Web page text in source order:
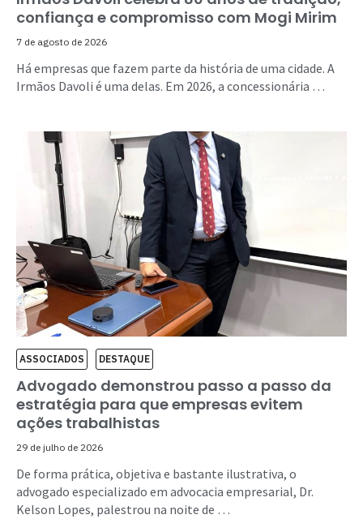
confiança e compromisso com Mogi Mirim
7 de agosto de 2026
Há empresas que fazem parte da história de uma cidade. A
Irmãos Davoli é uma delas. Em 2026, a concessionária …
ASSOCIADOS DESTAQUE
Advogado demonstrou passo a passo da
estratégia para que empresas evitem
ações trabalhistas
29 de julho de 2026
De forma prática, objetiva e bastante ilustrativa, o
advogado especializado em advocacia empresarial, Dr.
Kelson Lopes, palestrou na noite de …